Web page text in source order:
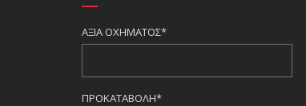
ΑΞΊΑ ΟΧΉΜΑΤΟΣ*
ΠΡΟΚΑΤΑΒΟΛΉ*